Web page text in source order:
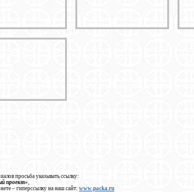
просьба указывать ссылку:
проект»
– гиперссылку на наш сайт: www.packa.ru